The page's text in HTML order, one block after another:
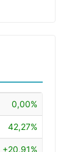
0,00%
42,27%
+20,91%